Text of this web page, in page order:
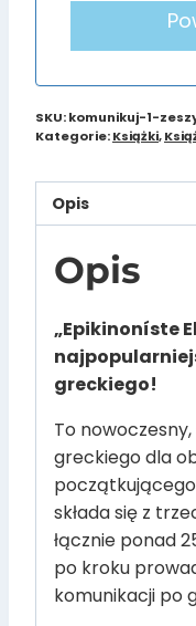
SKU:komunikuj-1-
Kategorie:Książki,
Opis
Opis
„Epikinoníste
greckiego!
To
greckiego dla
składa się z
łącznie ponad
po kroku
komunikacji po